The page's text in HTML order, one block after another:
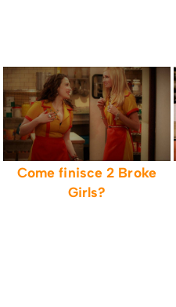
Come finisce 2 Broke
Girls?